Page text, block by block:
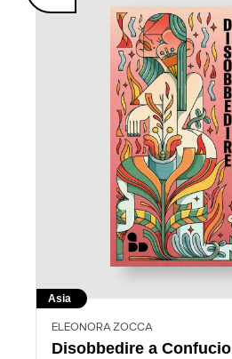
Asia
ELEONORA ZOCCA
Disobbedire a Confucio